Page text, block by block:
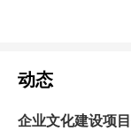
动态
企业文化建设项